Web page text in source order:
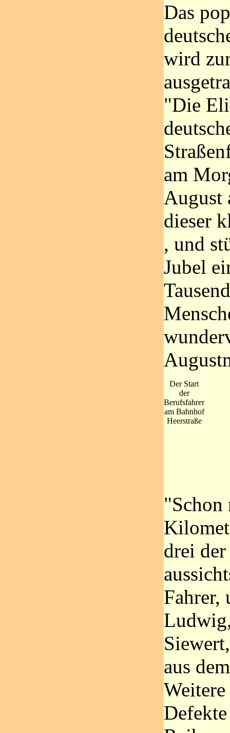
Das
wird
"Die
am
August
dieser
, und
Jubel
Der Start
der
Berufsfahrer
am Bahnhof
Heerstraße
"Schon
drei der
Fahrer,
aus